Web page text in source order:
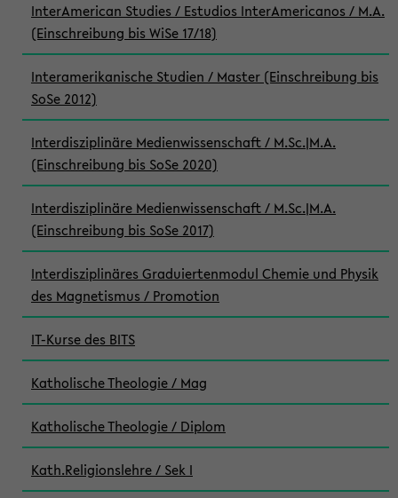
InterAmerican Studies / Estudios InterAmericanos / M.A.
(Einschreibung bis WiSe 17/18)
Interamerikanische Studien / Master (Einschreibung bis
SoSe 2012)
Interdisziplinäre Medienwissenschaft / M.Sc.|M.A.
(Einschreibung bis SoSe 2020)
Interdisziplinäre Medienwissenschaft / M.Sc.|M.A.
(Einschreibung bis SoSe 2017)
Interdisziplinäres Graduiertenmodul Chemie und Physik
des Magnetismus / Promotion
IT-Kurse des BITS
Katholische Theologie / Mag
Katholische Theologie / Diplom
Kath.Religionslehre / Sek I